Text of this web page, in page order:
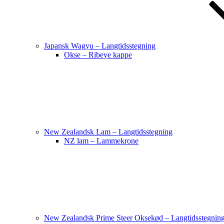
Japansk Wagyu – Langtidsstegning
Okse – Ribeye kappe
New Zealandsk Lam – Langtidsstegning
NZ lam – Lammekrone
New Zealandsk Prime Steer Oksekød –